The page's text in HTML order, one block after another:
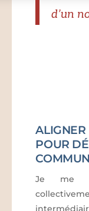
d’un
ALIGNER
POUR
Je me